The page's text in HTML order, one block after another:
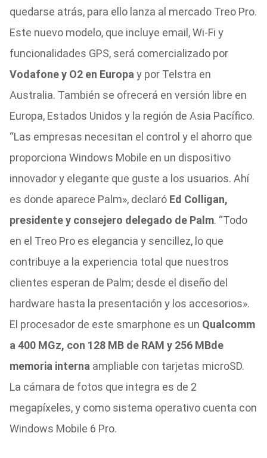
quedarse atrás, para ello lanza al mercado Treo Pro.
Este nuevo modelo, que incluye email, Wi-Fi y
funcionalidades GPS, será comercializado por
Vodafone y O2 en Europa y por Telstra en
Australia. También se ofrecerá en versión libre en
Europa, Estados Unidos y la región de Asia Pacífico.
“Las empresas necesitan el control y el ahorro que
proporciona Windows Mobile en un dispositivo
innovador y elegante que guste a los usuarios. Ahí
es donde aparece Palm», declaró Ed Colligan,
presidente y consejero delegado de Palm. “Todo
en el Treo Pro es elegancia y sencillez, lo que
contribuye a la experiencia total que nuestros
clientes esperan de Palm; desde el diseño del
hardware hasta la presentación y los accesorios».
El procesador de este smarphone es un Qualcomm
a 400 MGz, con 128 MB de RAM y 256 MBde
memoria interna ampliable con tarjetas microSD.
La cámara de fotos que integra es de 2
megapíxeles, y como sistema operativo cuenta con
Windows Mobile 6 Pro.